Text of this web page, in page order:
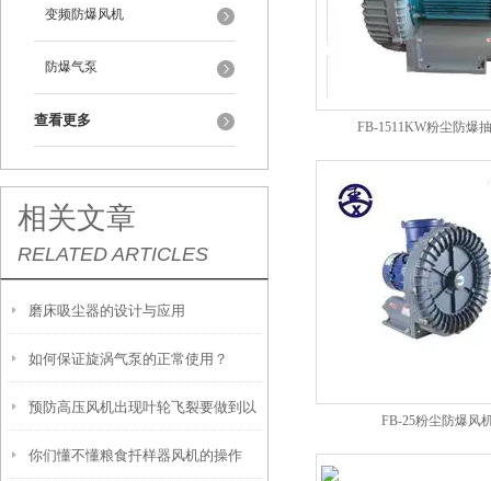
变频防爆风机
防爆气泵
查看更多
相关文章
RELATED ARTICLES
磨床吸尘器的设计与应用
如何保证旋涡气泵的正常使用？
预防高压风机出现叶轮飞裂要做到以
下几点
你们懂不懂粮食扦样器风机的操作
FB-1511KW粉尘防爆
FB-25粉尘防爆风